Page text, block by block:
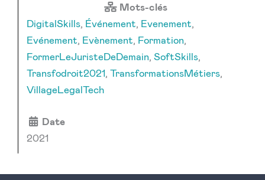
Mots-clés
DigitalSkills, Événement, Evenement,
Evénement, Evènement, Formation,
FormerLeJuristeDeDemain, SoftSkills,
Transfodroit2021, TransformationsMétiers,
VillageLegalTech
Date
2021